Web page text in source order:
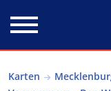
Karten